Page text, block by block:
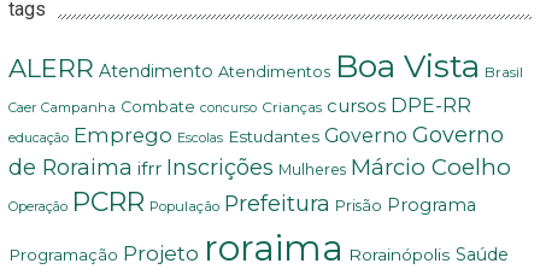
tags
ALERR Atendimento Atendimentos Boa Vista Brasil
Caer Campanha Combate concurso Crianças cursos DPE-RR
educação Emprego Escolas Estudantes Governo Governo
de Roraima ifrr Inscrições Mulheres Márcio Coelho
Operação PCRR População Prefeitura Prisão Programa
Programação Projeto roraima Rorainópolis Saúde